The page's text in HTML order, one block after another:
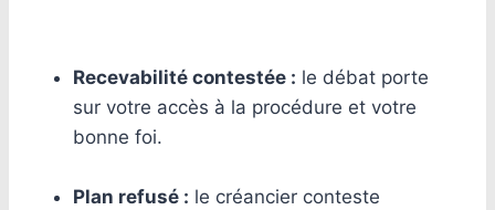
Recevabilité contestée : le débat porte
sur votre accès à la procédure et votre
bonne foi.
Plan refusé : le créancier conteste